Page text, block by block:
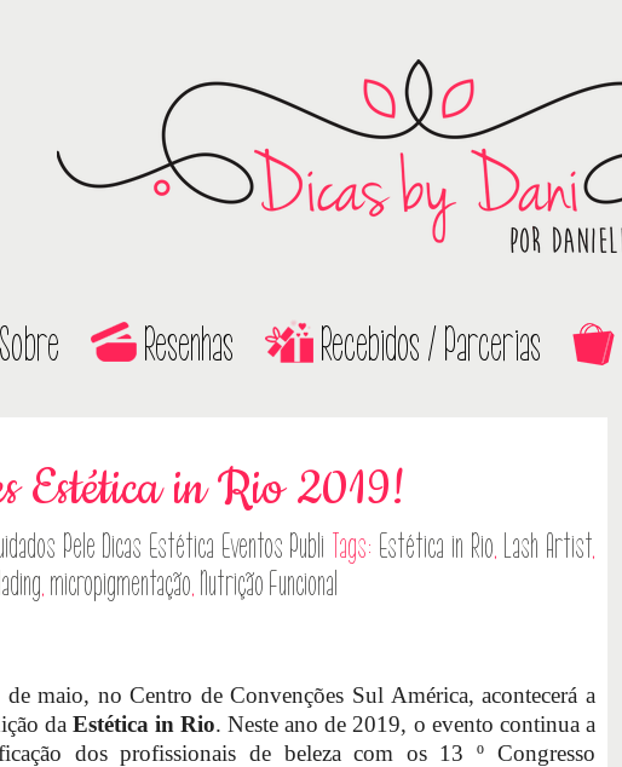
Sobre Resenhas Recebidos / Parcerias
Estética in Rio 2019!
Pele Dicas Estética Eventos Publi Tags: Estética in Rio, Lash Artist,
, micropigmentação, Nutrição Funcional
maio, no Centro de Convenções Sul América, acontecerá a
daEstética in Rio. Neste ano de 2019, o evento continua a
dos profissionais de beleza com os 13 º Congresso